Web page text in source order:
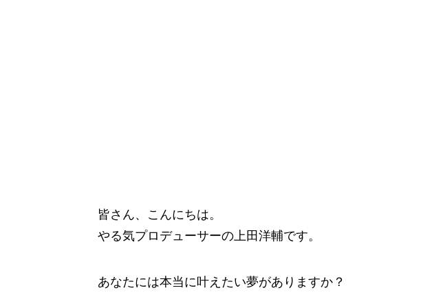
皆さん、こんにちは。
やる気プロデューサーの上田洋輔です。
あなたには本当に叶えたい夢がありますか？